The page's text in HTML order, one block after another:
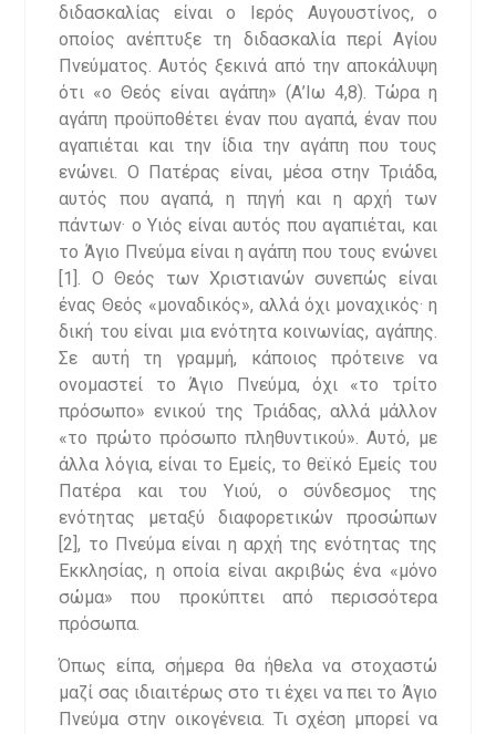
διδασκαλίας είναι ο Ιερός Αυγουστίνος, ο
οποίος ανέπτυξε τη διδασκαλία περί Αγίου
Πνεύματος. Αυτός ξεκινά από την αποκάλυψη
ότι «ο Θεός είναι αγάπη» (Α’Ιω 4,8). Τώρα η
αγάπη προϋποθέτει έναν που αγαπά, έναν που
αγαπιέται και την ίδια την αγάπη που τους
ενώνει. Ο Πατέρας είναι, μέσα στην Τριάδα,
αυτός που αγαπά, η πηγή και η αρχή των
πάντων· ο Υιός είναι αυτός που αγαπιέται, και
το Άγιο Πνεύμα είναι η αγάπη που τους ενώνει
[1]. Ο Θεός των Χριστιανών συνεπώς είναι
ένας Θεός «μοναδικός», αλλά όχι μοναχικός· η
δική του είναι μια ενότητα κοινωνίας, αγάπης.
Σε αυτή τη γραμμή, κάποιος πρότεινε να
ονομαστεί το Άγιο Πνεύμα, όχι «το τρίτο
πρόσωπο» ενικού της Τριάδας, αλλά μάλλον
«το πρώτο πρόσωπο πληθυντικού». Αυτό, με
άλλα λόγια, είναι το Εμείς, το θεϊκό Εμείς του
Πατέρα και του Υιού, ο σύνδεσμος της
ενότητας μεταξύ διαφορετικών προσώπων
[2], το Πνεύμα είναι η αρχή της ενότητας της
Εκκλησίας, η οποία είναι ακριβώς ένα «μόνο
σώμα» που προκύπτει από περισσότερα
πρόσωπα.
Όπως είπα, σήμερα θα ήθελα να στοχαστώ
μαζί σας ιδιαιτέρως στο τι έχει να πει το Άγιο
Πνεύμα στην οικογένεια. Τι σχέση μπορεί να